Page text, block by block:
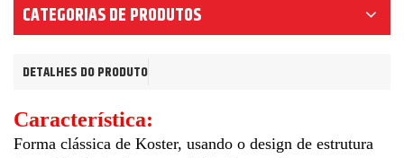
CATEGORIAS DE PRODUTOS
DETALHES DO PRODUTO
Característica:
Forma clássica de Koster, usando o design de estrutura